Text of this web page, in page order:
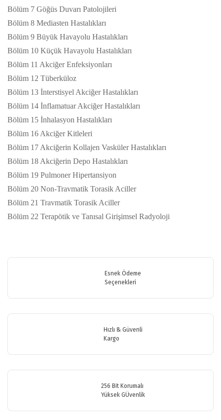
Bölüm 7 Göğüs Duvarı Patolojileri
Bölüm 8 Mediasten Hastalıkları
Bölüm 9 Büyük Havayolu Hastalıkları
Bölüm 10 Küçük Havayolu Hastalıkları
Bölüm 11 Akciğer Enfeksiyonları
Bölüm 12 Tüberküloz
Bölüm 13 İnterstisyel Akciğer Hastalıkları
Bölüm 14 İnflamatuar Akciğer Hastalıkları
Bölüm 15 İnhalasyon Hastalıkları
Bölüm 16 Akciğer Kitleleri
Bölüm 17 Akciğerin Kollajen Vasküler Hastalıkları
Bölüm 18 Akciğerin Depo Hastalıkları
Bölüm 19 Pulmoner Hipertansiyon
Bölüm 20 Non-Travmatik Torasik Aciller
Bölüm 21 Travmatik Torasik Aciller
Bölüm 22 Terapötik ve Tanısal Girişimsel Radyoloji
Bu ürüne ilk yorumu siz yapın!
Görüş ve önerileriniz için teşekkür ederiz.
Ürün resmi kalitesiz, bozuk veya görüntülenemiyor.
Ürün fiyatı diğer sitelerden daha pahalı.
Esnek Ödeme
Seçenekleri
Hızlı & Güvenli
Kargo
256 Bit Korumalı
Yüksek GÜvenlik